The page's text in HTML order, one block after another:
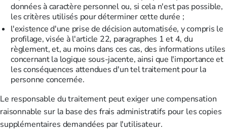
données à caractère personnel ou, si cela n'est pas possible,
les critères utilisés pour déterminer cette durée ;
l'existence d'une prise de décision automatisée, y compris le
profilage, visée à l'article 22, paragraphes 1 et 4, du
règlement, et, au moins dans ces cas, des informations utiles
concernant la logique sous-jacente, ainsi que l'importance et
les conséquences attendues d'un tel traitement pour la
personne concernée.
Le responsable du traitement peut exiger une compensation
raisonnable sur la base des frais administratifs pour les copies
supplémentaires demandées par l'utilisateur.